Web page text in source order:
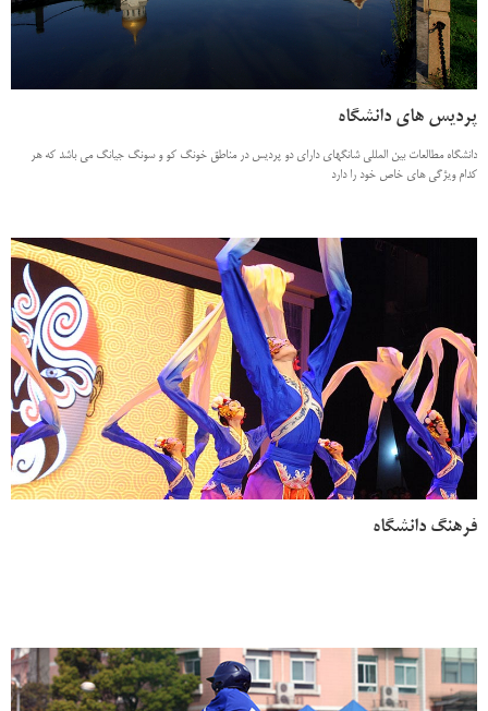
پردیس های دانشگاه
دانشگاه مطالعات بین المللی شانگهای دارای دو پردیس در مناطق خونگ کو و سونگ جیانگ می باشد که هر
کدام ویژگی های خاص خود را دارد
فرهنگ دانشگاه